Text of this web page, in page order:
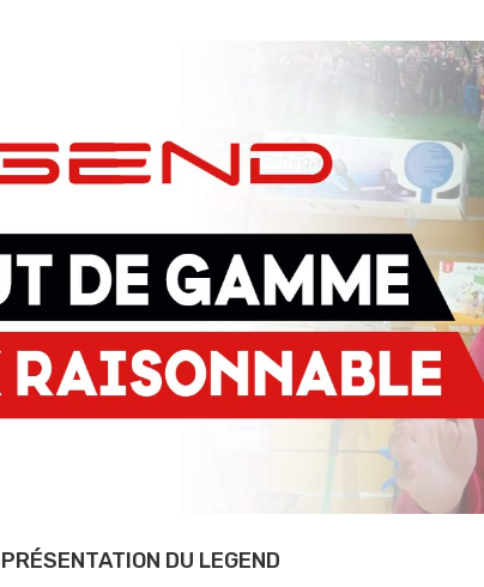
PRÉSENTATION DU LEGEND